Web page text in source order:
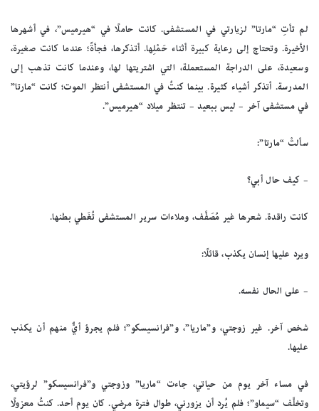
لم تأتِ “مارتا” لزيارتي في المستشفى. كانت حاملًا في “هيرميس”، في أشهرها
الأخيرة. وتحتاج إلى رعاية كبيرة أثناء حَمْلِها. أتذكرها، فجأةً؛ عندما كانت صغيرة،
وسعيدة، على الدراجة المستعملة، التي اشتريتها لها، وعندما كانت تذهب إلى
المدرسة. أتذكر أشياء كثيرة. بينما كنتُ في المستشفى أنتظر الموت؛ كانت “مارتا”
في مستشفى آخر – ليس ببعيد – تنتظر ميلاد “هيرميس”.
سألتْ “مارتا”:
– كيف حال أبي؟
كانت راقدة. شعرها غير مُصَفَّف، وملاءات سرير المستشفى تُغَطي بطنها.
ويرد عليها إنسان يكذب، قائلًا:
– على الحال نفسه.
شخص آخر. غير زوجتي، و”ماريا”، و”فرانسيسكو”؛ فلم يجرؤ أيٌّ منهم أن يكذب
عليها.
في مساء آخر يوم من حياتي، جاءت “ماريا” وزوجتي و”فرانسيسكو” لرؤيتي،
وتخلَّف “سيماو”؛ فلم يُرد أن يزورني، طوال فترة مرضي. كان يوم أحد. كنتُ معزولًا